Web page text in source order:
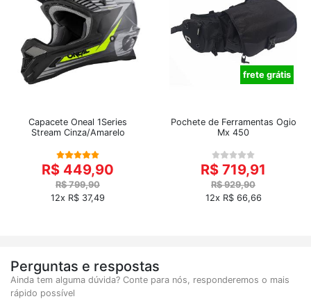
Capacete Oneal 1Series
Stream Cinza/Amarelo
R$ 449,90
R$ 799,90
12x R$ 37,49
frete grátis
Pochete de Ferramentas Ogio
Mx 450
R$ 719,91
R$ 929,90
12x R$ 66,66
Perguntas e respostas
Ainda tem alguma dúvida? Conte para nós, responderemos o mais
rápido possível